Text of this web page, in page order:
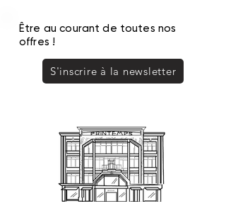
Être au courant de toutes nos
offres !
S'inscrire à la newsletter